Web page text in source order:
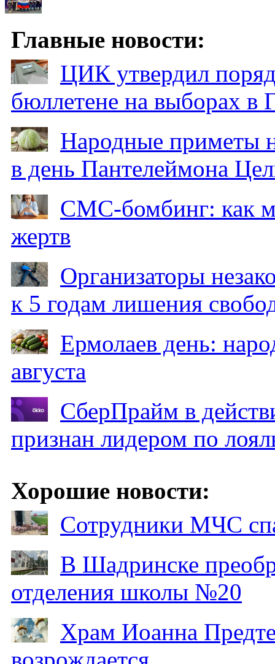
Главные новости:
ЦИК утвердил
бюллетене на выборах в
Народные приметы
в день Пантелеймона
СМС-бомбинг: как
жертв
Организаторы
к 5 годам лишения
Ермолаев день:
августа
СберПрайм в
признан лидером по
Хорошие новости:
Сотрудники МЧС
В Шадринске
отделения школы №20
Храм Иоанна